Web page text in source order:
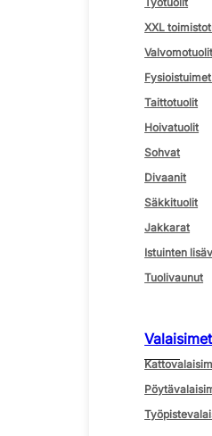
XXL
Valvomotuolit
Taittotuolit
Hoivatuolit
Sohvat
Divaanit
Säkkituolit
Jakkarat
Istuinten
Tuolivaunut
Valaisimet